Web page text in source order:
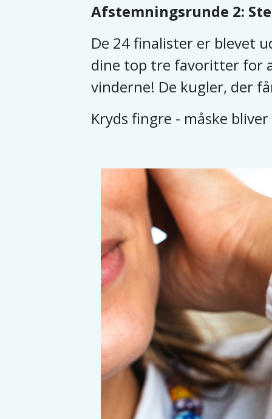
Afstemningsrunde 2:
De 24 finalister er blevet
dine top tre favoritter for
vinderne! De kugler, der
Kryds fingre - måske